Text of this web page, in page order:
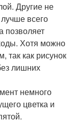
Другие не
всего
позволяет
Хотя можно
так как рисунок
лишних
немного
цветка и